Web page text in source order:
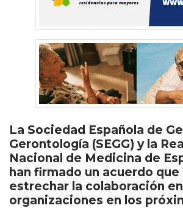
La Sociedad Española de
Gerontología (SEGG) y la
Nacional de Medicina de
han firmado un acuerdo
estrechar la colaboración
organizaciones en los